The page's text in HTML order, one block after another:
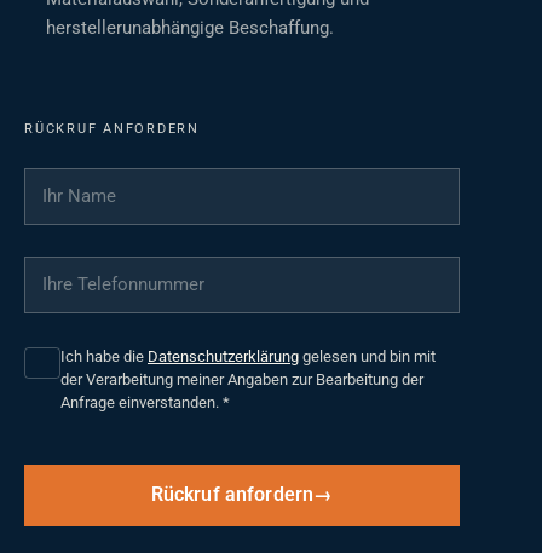
herstellerunabhängige Beschaffung.
RÜCKRUF ANFORDERN
Ihr Name
Ihre Telefonnummer
Ich habe die Datenschutzerklärung gelesen und bin mit
der Verarbeitung meiner Angaben zur Bearbeitung der
Anfrage einverstanden. *
Rückruf anfordern